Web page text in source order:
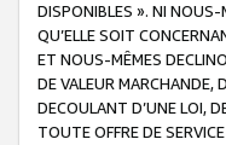
DISPONIBLES ». NI NOUS-
QU’ELLE SOIT
ET NOUS-MÊMES
DE VALEUR MARCHANDE,
DECOULANT D’UNE LOI,
TOUTE OFFRE DE